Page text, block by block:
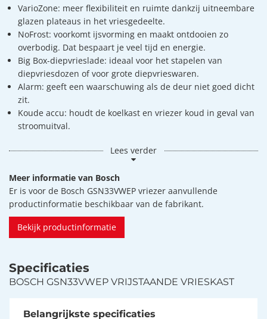
VarioZone: meer flexibiliteit en ruimte dankzij uitneembare
glazen plateaus in het vriesgedeelte.
NoFrost: voorkomt ijsvorming en maakt ontdooien zo
overbodig. Dat bespaart je veel tijd en energie.
Big Box-diepvrieslade: ideaal voor het stapelen van
diepvriesdozen of voor grote diepvrieswaren.
Alarm: geeft een waarschuwing als de deur niet goed dicht
zit.
Koude accu: houdt de koelkast en vriezer koud in geval van
stroomuitval.
Lees verder
Meer informatie van Bosch
Er is voor de Bosch GSN33VWEP vriezer aanvullende
productinformatie beschikbaar van de fabrikant.
Bekijk productinformatie
Specificaties
BOSCH GSN33VWEP VRIJSTAANDE VRIESKAST
Belangrijkste specificaties